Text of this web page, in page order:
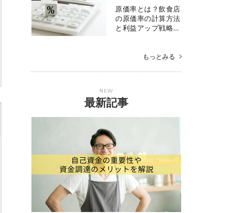
原価率とは？飲食店
の原価率の計算方法
と利益アップ戦略…
もっとみる
NEW
最新記事